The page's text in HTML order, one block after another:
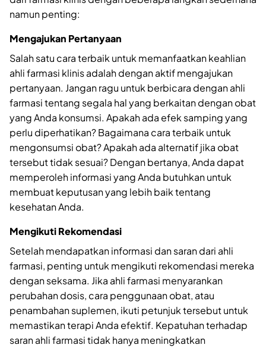
namun penting:
Mengajukan Pertanyaan
Salah satu cara terbaik untuk memanfaatkan keahlian
ahli farmasi klinis adalah dengan aktif mengajukan
pertanyaan. Jangan ragu untuk berbicara dengan ahli
farmasi tentang segala hal yang berkaitan dengan obat
yang Anda konsumsi. Apakah ada efek samping yang
perlu diperhatikan? Bagaimana cara terbaik untuk
mengonsumsi obat? Apakah ada alternatif jika obat
tersebut tidak sesuai? Dengan bertanya, Anda dapat
memperoleh informasi yang Anda butuhkan untuk
membuat keputusan yang lebih baik tentang
kesehatan Anda.
Mengikuti Rekomendasi
Setelah mendapatkan informasi dan saran dari ahli
farmasi, penting untuk mengikuti rekomendasi mereka
dengan seksama. Jika ahli farmasi menyarankan
perubahan dosis, cara penggunaan obat, atau
penambahan suplemen, ikuti petunjuk tersebut untuk
memastikan terapi Anda efektif. Kepatuhan terhadap
saran ahli farmasi tidak hanya meningkatkan